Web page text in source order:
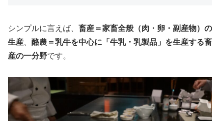
シンプルに言えば、 畜産＝家畜全般（肉・卵・副産物）の
生産
酪農＝乳牛を中心に「牛乳・乳製品」を生産する畜
産の一分野です。